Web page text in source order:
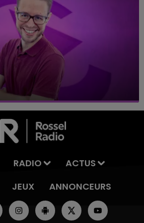
RADIO
ACTUS
JEUX ANNONCEURS